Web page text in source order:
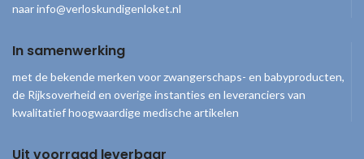
naar info@verloskundigenloket.nl
In samenwerking
met de bekende merken voor zwangerschaps- en babyproducten,
de Rijksoverheid en overige instanties en leveranciers van
kwalitatief hoogwaardige medische artikelen
Uit voorraad leverbaar